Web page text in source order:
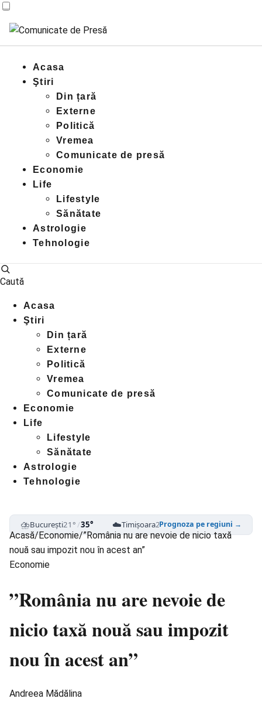
Acasa
Ştiri
Din țară
Externe
Politică
Vremea
Comunicate de presă
Economie
Life
Lifestyle
Sănătate
Astrologie
Tehnologie
Caută
Acasa
Ştiri
Din țară
Externe
Politică
Vremea
Comunicate de presă
Economie
Life
Lifestyle
Sănătate
Astrologie
Tehnologie
⛈️București21°/35° ☁️Timișoara25°/39° ⛈️Cluj-Napoca
Prognoza pe regiuni →
Acasă/Economie/”România nu are nevoie de nicio taxă
nouă sau impozit nou în acest an”
Economie
”România nu are nevoie de
nicio taxă nouă sau impozit
nou în acest an”
Andreea Mădălina